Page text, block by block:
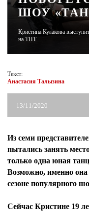
ШОУ
Кристина Кулакова
на ТНТ
Текст:
Анастасия Талызина
13/11/2020
Из семи
пытались занять
только одна юная
Возможно, именно она
сезоне популярного
Сейчас Кристине 19